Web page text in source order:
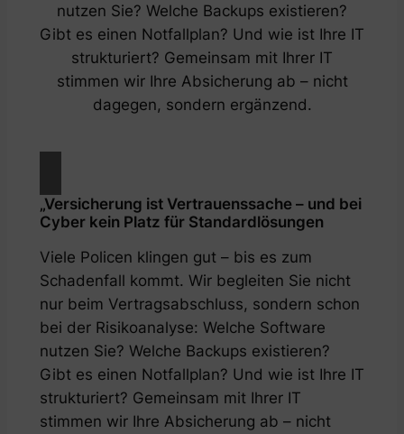
nutzen Sie? Welche Backups existieren?
Gibt es einen Notfallplan? Und wie ist Ihre IT
strukturiert? Gemeinsam mit Ihrer IT
stimmen wir Ihre Absicherung ab – nicht
dagegen, sondern ergänzend.
„Versicherung ist Vertrauenssache – und bei
Cyber kein Platz für Standardlösungen
Viele Policen klingen gut – bis es zum
Schadenfall kommt. Wir begleiten Sie nicht
nur beim Vertragsabschluss, sondern schon
bei der Risikoanalyse: Welche Software
nutzen Sie? Welche Backups existieren?
Gibt es einen Notfallplan? Und wie ist Ihre IT
strukturiert? Gemeinsam mit Ihrer IT
stimmen wir Ihre Absicherung ab – nicht